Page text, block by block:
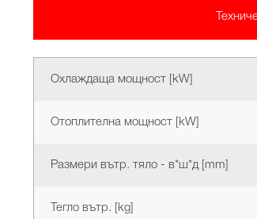
Охлаждаща мощност [kW]
Отоплителна мощност [kW]
Размери вътр. тяло - в*ш*д [mm]
Тегло вътр. [kg]